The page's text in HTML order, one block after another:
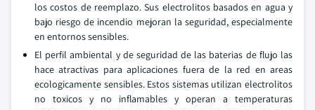
los costos de reemplazo. Sus electrolitos basados en agua y
bajo riesgo de incendio mejoran la seguridad, especialmente
en entornos sensibles.
El perfil ambiental y de seguridad de las baterias de flujo las
hace atractivas para aplicaciones fuera de la red en areas
ecologicamente sensibles. Estos sistemas utilizan electrolitos
no toxicos y no inflamables y operan a temperaturas